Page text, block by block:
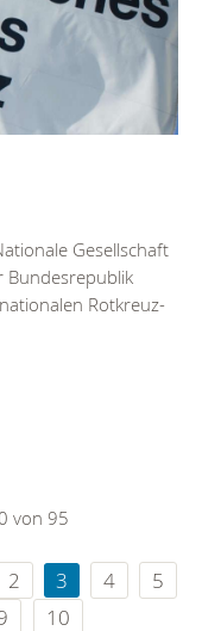
Gesellschaft
Bundesrepublik
Rotkreuz-
von 95
2 3 4
5
10